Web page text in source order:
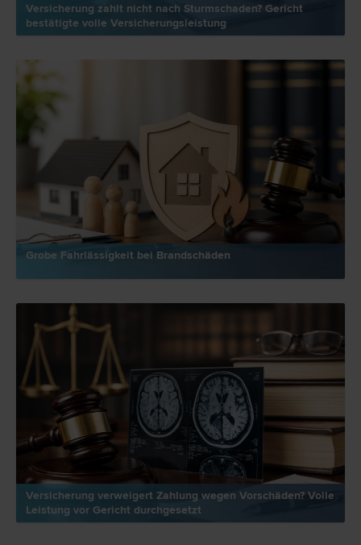
Versicherung zahlt nicht nach Sturmschaden? Gericht
bestätigte volle Versicherungsleistung
Grobe Fahrlässigkeit bei Brandschäden
Versicherung verweigert Zahlung wegen Vorschäden? Volle
Leistung vor Gericht durchgesetzt